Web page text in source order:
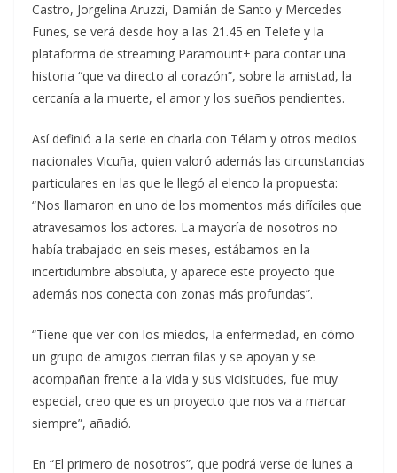
Castro, Jorgelina Aruzzi, Damián de Santo y Mercedes
Funes, se verá desde hoy a las 21.45 en Telefe y la
plataforma de streaming Paramount+ para contar una
historia “que va directo al corazón”, sobre la amistad, la
cercanía a la muerte, el amor y los sueños pendientes.
Así definió a la serie en charla con Télam y otros medios
nacionales Vicuña, quien valoró además las circunstancias
particulares en las que le llegó al elenco la propuesta:
“Nos llamaron en uno de los momentos más difíciles que
atravesamos los actores. La mayoría de nosotros no
había trabajado en seis meses, estábamos en la
incertidumbre absoluta, y aparece este proyecto que
además nos conecta con zonas más profundas”.
“Tiene que ver con los miedos, la enfermedad, en cómo
un grupo de amigos cierran filas y se apoyan y se
acompañan frente a la vida y sus vicisitudes, fue muy
especial, creo que es un proyecto que nos va a marcar
siempre”, añadió.
En “El primero de nosotros”, que podrá verse de lunes a